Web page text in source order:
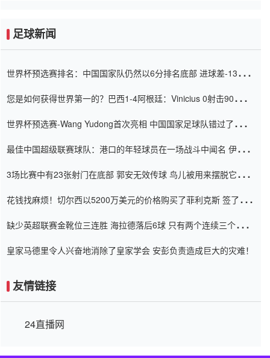
足球新闻
世界杯预选赛排名：中国国家队仍然以6分排名底部 进球差-13令人
您是如何获得世界第一的？巴西1-4阿根廷：Vinicius 0射击90分钟
世界杯预选赛-Wang Yudong首次亮相 中国国家足球队错过了世界
最佳中国超级联赛球队：港口的年轻球员在一场战斗中闻名 伊万放
3场比赛中有23张射门在底部 郭安无效传球 鸟儿被用来摆脱它
花钱找麻烦！切尔西以5200万美元的价格购买了菲利克斯 签了7年
缺少英超联赛金靴位三连胜 海拉德落后6球 只有两个连续三个连续
皇家马德里令人兴奋地消除了皇家学会 安彭负责造成巨大的灾难！
友情链接
24直播网